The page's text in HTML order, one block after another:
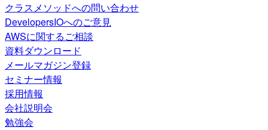
クラスメソッドへの問い合わせ
DevelopersIOへのご意見
AWSに関するご相談
資料ダウンロード
メールマガジン登録
セミナー情報
採用情報
会社説明会
勉強会